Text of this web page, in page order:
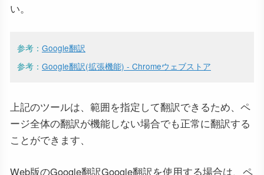
い。
参考： Google翻訳
参考： Google翻訳(拡張機能) - Chromeウェブストア
上記のツールは、範囲を指定して翻訳できるため、ペ
ージ全体の翻訳が機能しない場合でも正常に翻訳する
ことができます、
Web版のGoogle翻訳Google翻訳を使用する場合は、ペ